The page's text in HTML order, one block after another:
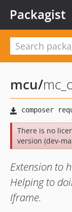
Packagist
mcu/
There is no
version (dev-
Extension to
Helping to
Iframe.